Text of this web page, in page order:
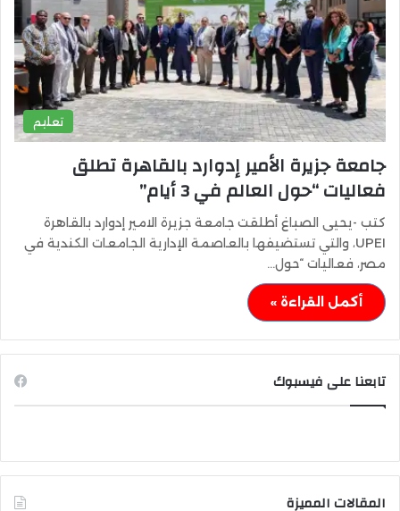
تعليم
جامعة جزيرة الأمير إدوارد بالقاهرة تطلق
فعاليات “حول العالم في 3 أيام”
كتب -يحيى الصباغ أطلقت جامعة جزيرة الامير إدوارد بالقاهرة
UPEI، والتي تستضيفها بالعاصمة الإدارية الجامعات الكندية في
مصر، فعاليات “حول…
أكمل القراءة »
تابعنا على فيسبوك
المقالات المميزة